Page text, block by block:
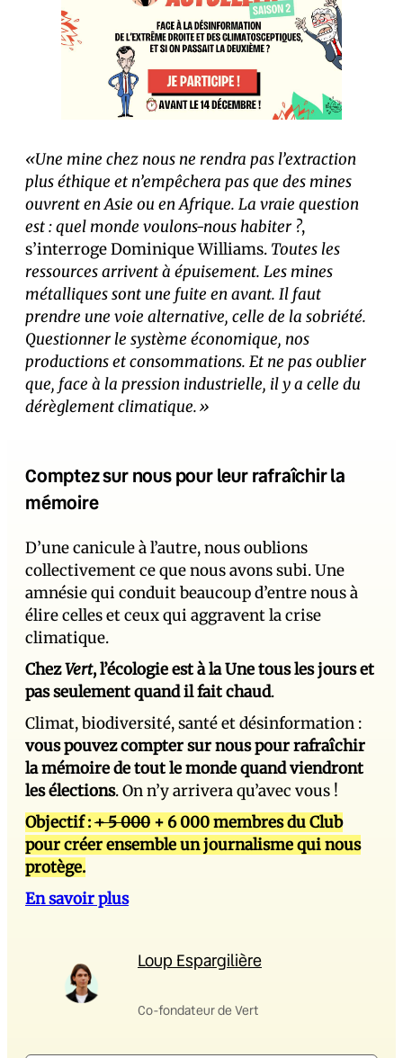
«Une mine chez nous ne rendra pas l’extraction
plus éthique et n’empêchera pas que des mines
ouvrent en Asie ou en Afrique. La vraie question
est : quel monde voulons-nous habiter ?,
s’interroge Dominique Williams. Toutes les
ressources arrivent à épuisement. Les mines
métalliques sont une fuite en avant. Il faut
prendre une voie alternative, celle de la sobriété.
Questionner le système économique, nos
productions et consommations. Et ne pas oublier
que, face à la pression industrielle, il y a celle du
dérèglement climatique.»
Comptez sur nous pour leur rafraîchir la
mémoire
D’une canicule à l’autre, nous oublions
collectivement ce que nous avons subi. Une
amnésie qui conduit beaucoup d’entre nous à
élire celles et ceux qui aggravent la crise
climatique.
ChezVert, l’écologie est à la Une tous les jours et
pas seulement quand il fait chaud.
Climat, biodiversité, santé et désinformation :
vous pouvez compter sur nous pour rafraîchir
la mémoire de tout le monde quand viendront
les élections. On n’y arrivera qu’avec vous !
Objectif :+ 5 000 + 6 000 membres du Club
pour créer ensemble un journalisme qui nous
protège.
En savoir plus
Loup Espargilière
Co-fondateur de Vert